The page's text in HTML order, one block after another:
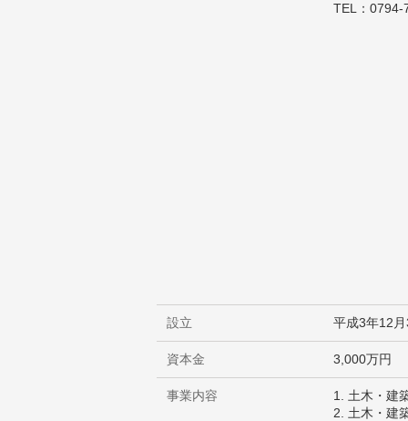
TEL：
設立 平成3年12
資本金 3,000万円
事業内容
土木・建
土木・建